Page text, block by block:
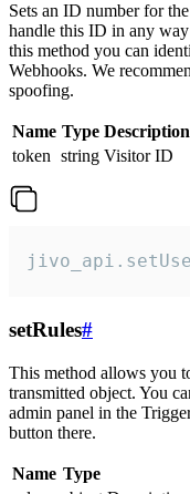
Sets an ID number for
handle this ID in any
this method you can
Webhooks. We
spoofing.
Name Type Description
token string Visitor ID
setRules#
This method allows you
transmitted object. You
admin panel in the
button there.
Name Type